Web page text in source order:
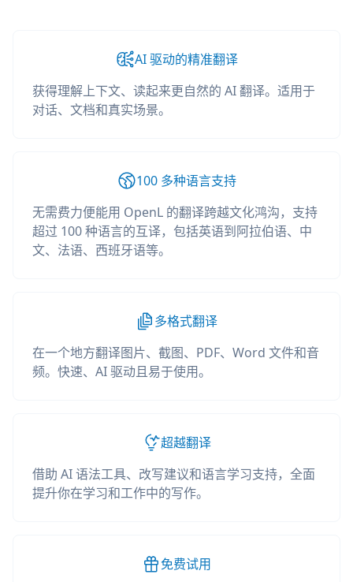
AI 驱动的精准翻译
获得理解上下文、读起来更自然的 AI 翻译。适用于
对话、文档和真实场景。
100 多种语言支持
无需费力便能用 OpenL 的翻译跨越文化鸿沟，支持
超过 100 种语言的互译，包括英语到阿拉伯语、中
文、法语、西班牙语等。
多格式翻译
在一个地方翻译图片、截图、PDF、Word 文件和音
频。快速、AI 驱动且易于使用。
超越翻译
借助 AI 语法工具、改写建议和语言学习支持，全面
提升你在学习和工作中的写作。
免费试用